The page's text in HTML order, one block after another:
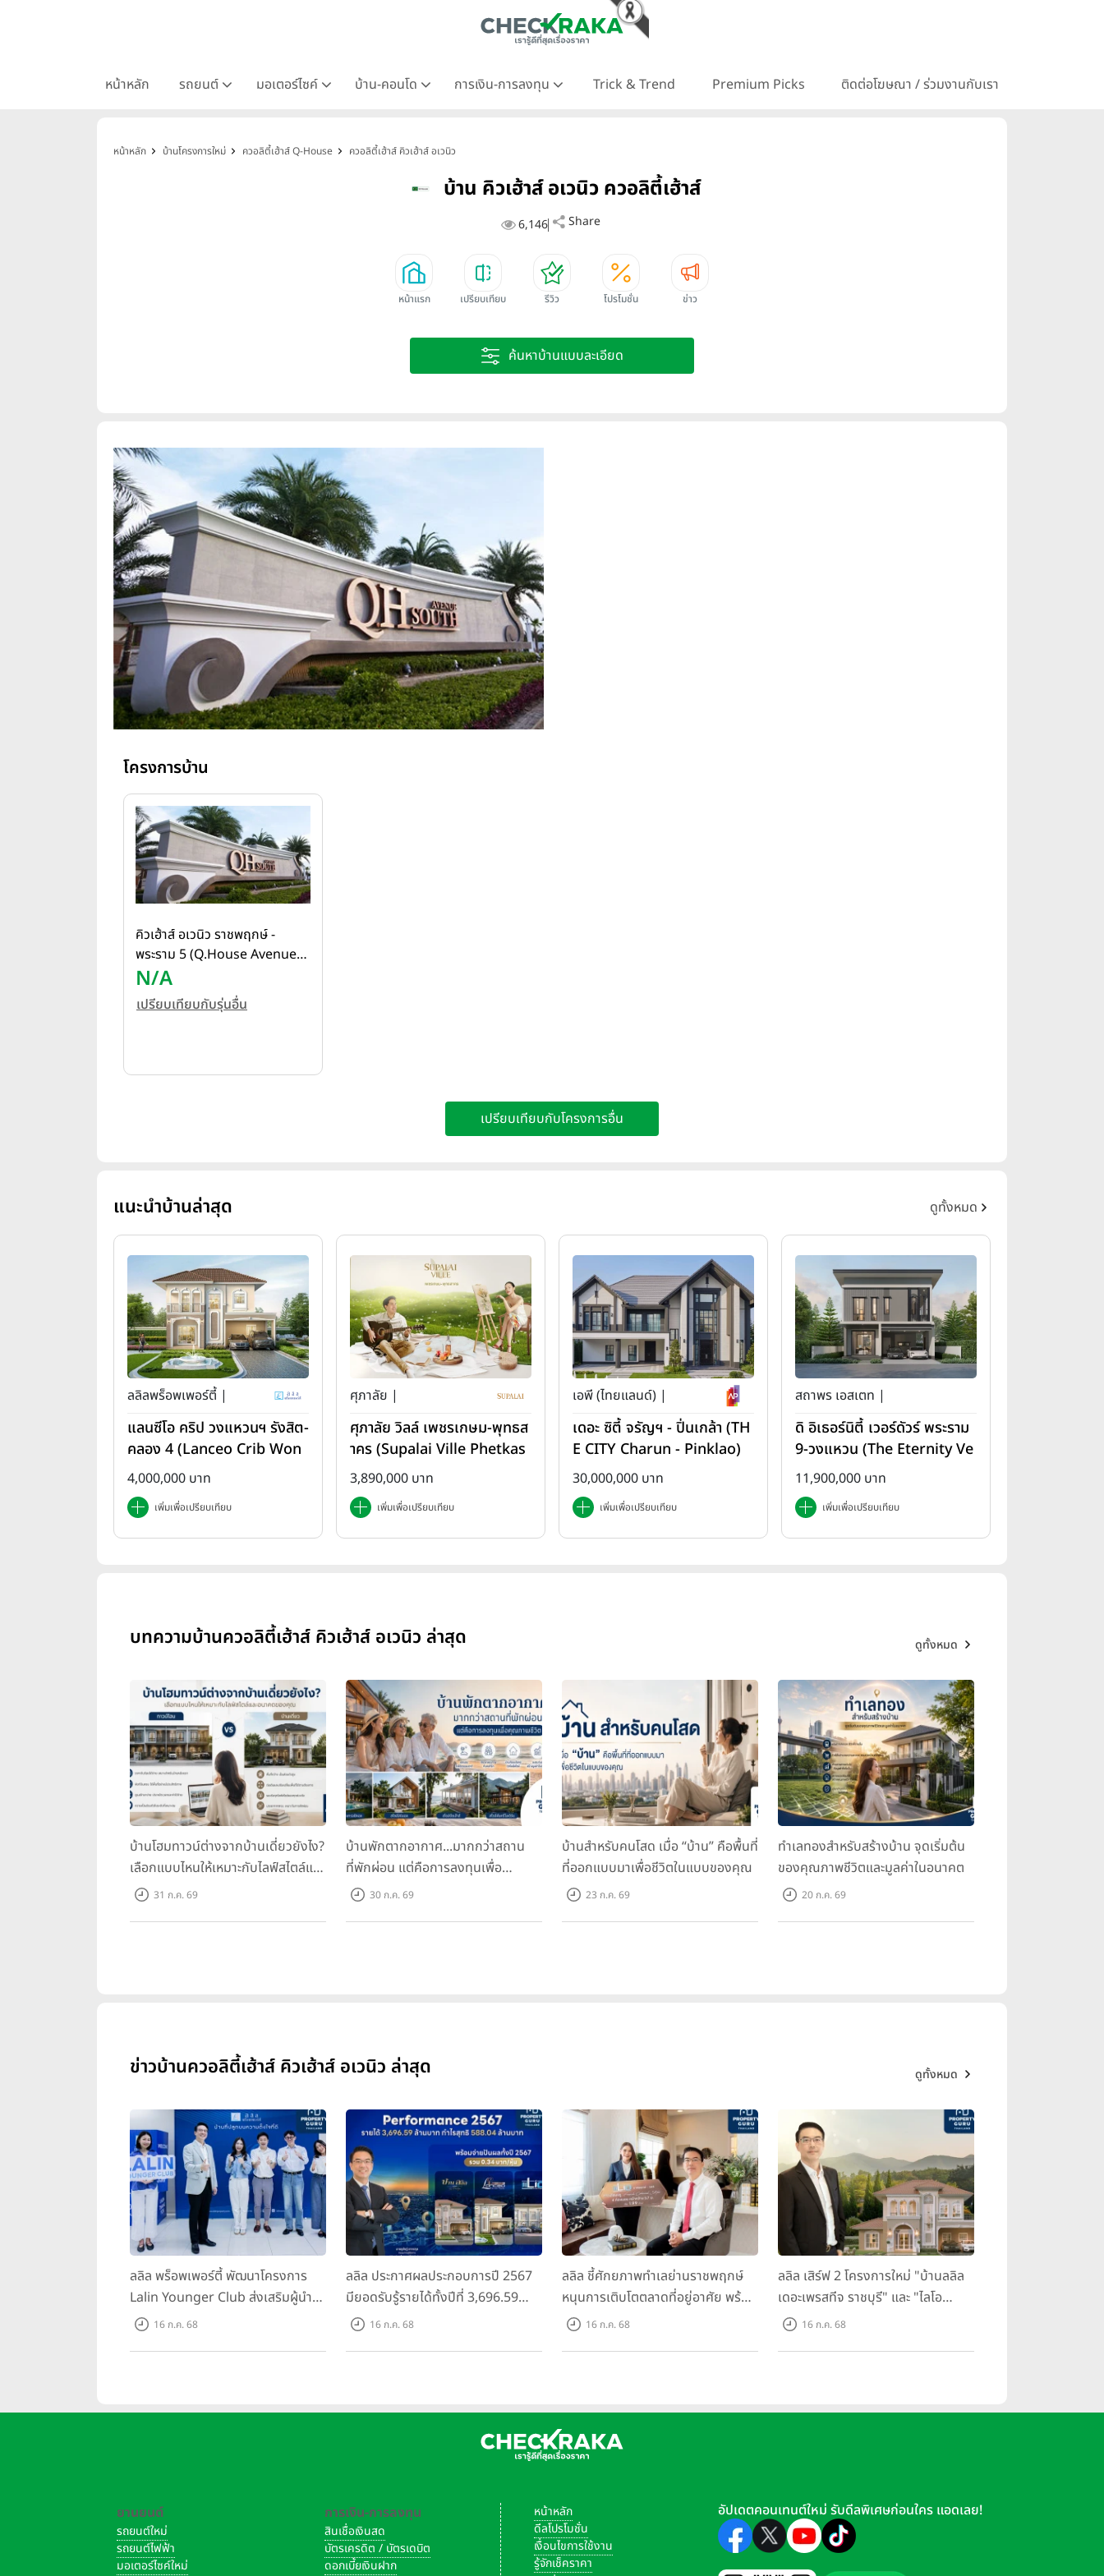
หน้าหลัก รถยนต์ มอเตอร์ไซค์ บ้าน-คอนโด การเงิน-การลงทุน Trick & Trend Premium Picks ติดต่อโฆษณา / ร่วมงานกับเรา
หน้าหลัก บ้านโครงการใหม่ ควอลิตี้เฮ้าส์ Q-House ควอลิตี้เฮ้าส์ คิวเฮ้าส์ อเวนิว
บ้าน คิวเฮ้าส์ อเวนิว ควอลิตี้เฮ้าส์
6,146 Share
หน้าแรก เปรียบเทียบ รีวิว โปรโมชั่น ข่าว
ค้นหาบ้านแบบละเอียด
โครงการบ้าน
คิวเฮ้าส์ อเวนิว ราชพฤกษ์ -
พระราม 5 (Q.House Avenue
Rama 5)
N/A
เปรียบเทียบกับรุ่นอื่น
เปรียบเทียบกับโครงการอื่น
แนะนำบ้านล่าสุด ดูทั้งหมด
ลลิลพร็อพเพอร์ตี้ |
แลนซีโอ คริป วงแหวนฯ รังสิต-
คลอง 4 (Lanceo Crib Won
gwan Rangsit-Khlong4)
4,000,000 บาท
เพิ่มเพื่อเปรียบเทียบ
ศุภาลัย |
ศุภาลัย วิลล์ เพชรเกษม-พุทธส
าคร (Supalai Ville Phetkas
em-Phutthasakorn)
3,890,000 บาท
เพิ่มเพื่อเปรียบเทียบ
เอพี (ไทยแลนด์) |
เดอะ ซิตี้ จรัญฯ - ปิ่นเกล้า (TH
E CITY Charun - Pinklao)
30,000,000 บาท
เพิ่มเพื่อเปรียบเทียบ
สถาพร เอสเตท |
ดิ อิเธอร์นิตี้ เวอร์ดัวร์ พระราม
9-วงแหวน (The Eternity Ve
rdure Rama 9-Wongwae
n)
11,900,000 บาท
เพิ่มเพื่อเปรียบเทียบ
บทความบ้านควอลิตี้เฮ้าส์ คิวเฮ้าส์ อเวนิว ล่าสุด ดูทั้งหมด
บ้านโฮมทาวน์ต่างจากบ้านเดี่ยวยังไง?
เลือกแบบไหนให้เหมาะกับไลฟ์สไตล์และ
อนาคตของคุณ
31 ก.ค. 69
บ้านพักตากอากาศ...มากกว่าสถาน
ที่พักผ่อน แต่คือการลงทุนเพื่อ
คุณภาพชีวิต
30 ก.ค. 69
บ้านสำหรับคนโสด เมื่อ “บ้าน” คือพื้นที่
ที่ออกแบบมาเพื่อชีวิตในแบบของคุณ
23 ก.ค. 69
ทำเลทองสำหรับสร้างบ้าน จุดเริ่มต้น
ของคุณภาพชีวิตและมูลค่าในอนาคต
20 ก.ค. 69
ข่าวบ้านควอลิตี้เฮ้าส์ คิวเฮ้าส์ อเวนิว ล่าสุด ดูทั้งหมด
ลลิล พร็อพเพอร์ตี้ พัฒนาโครงการ
Lalin Younger Club ส่งเสริมผู้นำ
รุ่นใหม่ พัฒนาองค์กรสู่อนาคต
16 ก.ค. 68
ลลิล ประกาศผลประกอบการปี 2567
มียอดรับรู้รายได้ทั้งปีที่ 3,696.59
ล้านบาท กำไรสุทธิ 588.04 ล้านบาท
16 ก.ค. 68
ลลิล ชี้ศักยภาพทำเลย่านราชพฤกษ์
หนุนการเติบโตตลาดที่อยู่อาศัย พร้อม
เปิดตัวโครงการใหม่ "ไลโอ
16 ก.ค. 68
ลลิล เสิร์ฟ 2 โครงการใหม่ "บ้านลลิล
เดอะเพรสทีจ ราชบุรี" และ "ไลโอ
ราชบุรี" บ้าน และทาวน์โฮมสไตล์
16 ก.ค. 68
ยานยนต์
รถยนต์ใหม่
รถยนต์ไฟฟ้า
มอเตอร์ไซค์ใหม่
การเงิน-การลงทุน
สินเชื่อเงินสด
บัตรเครดิต / บัตรเดบิต
ดอกเบี้ยเงินฝาก
หน้าหลัก
ดีลโปรโมชั่น
เงื่อนไขการใช้งาน
รู้จักเช็คราคา
อัปเดตคอนเทนต์ใหม่ รับดีลพิเศษก่อนใคร แอดเลย!